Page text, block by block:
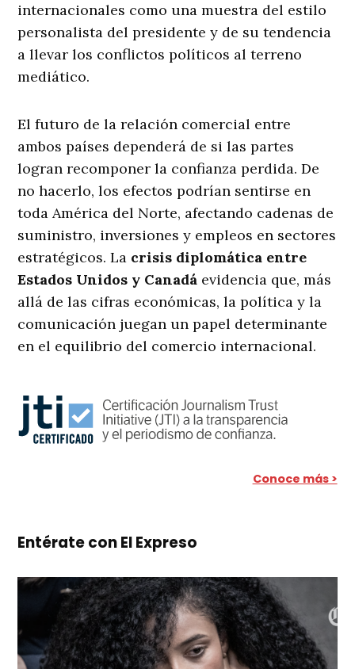
internacionales como una muestra del estilo
personalista del presidente y de su tendencia
a llevar los conflictos políticos al terreno
mediático.
El futuro de la relación comercial entre
ambos países dependerá de si las partes
logran recomponer la confianza perdida. De
no hacerlo, los efectos podrían sentirse en
toda América del Norte, afectando cadenas de
suministro, inversiones y empleos en sectores
estratégicos. La crisis diplomática entre
Estados Unidos y Canadá evidencia que, más
allá de las cifras económicas, la política y la
comunicación juegan un papel determinante
en el equilibrio del comercio internacional.
Conoce más >
Entérate con El Expreso